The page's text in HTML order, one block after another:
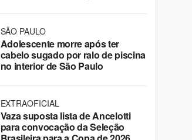
SÃO PAULO
Adolescente morre após ter
cabelo sugado por ralo de piscina
no interior de São Paulo
EXTRAOFICIAL
Vaza suposta lista de Ancelotti
para convocação da Seleção